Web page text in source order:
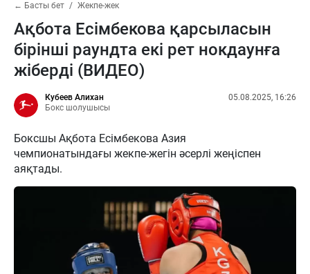
← Басты бет Жекпе-жек
Ақбота Есімбекова қарсыласын
бірінші раундта екі рет нокдаунға
жіберді (ВИДЕО)
Кубеев Алихан
Бокс шолушысы
05.08.2025, 16:26
Боксшы Ақбота Есімбекова Азия
чемпионатындағы жекпе-жегін әсерлі жеңіспен
аяқтады.